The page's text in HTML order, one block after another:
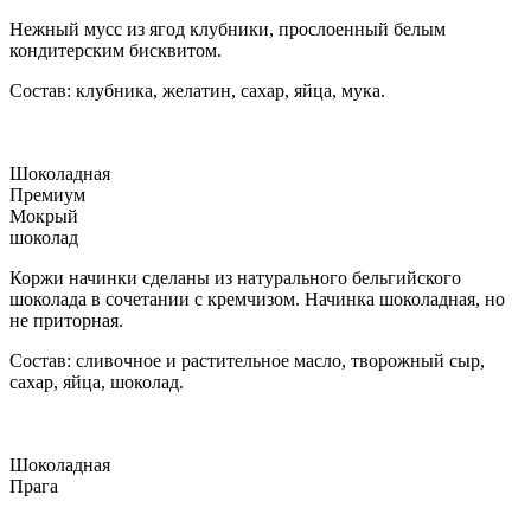
Нежный мусс из ягод клубники, прослоенный белым
кондитерским бисквитом.
Состав: клубника, желатин, сахар, яйца, мука.
Шоколадная
Премиум
Мокрый
шоколад
Коржи начинки сделаны из натурального бельгийского
шоколада в сочетании с кремчизом. Начинка шоколадная, но
не приторная.
Состав: сливочное и растительное масло, творожный сыр,
сахар, яйца, шоколад.
Шоколадная
Прага